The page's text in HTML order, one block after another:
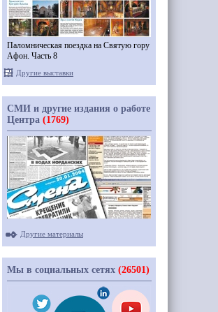
Паломническая поездка на Святую гору
Афон. Часть 8
Другие выставки
СМИ и другие издания о работе
Центра (1769)
Другие материалы
Мы в социальных сетях (26501)